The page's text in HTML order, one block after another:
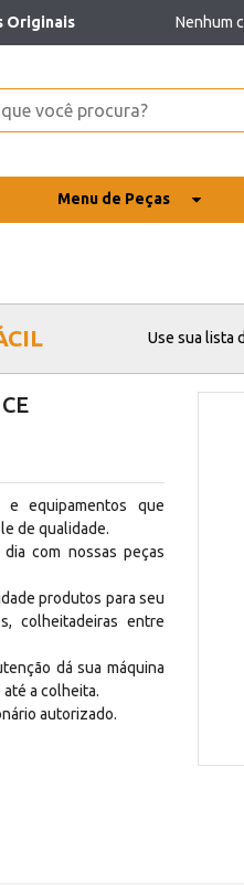
Originais Nenhum
Menu de Peças
Use sua lista
e equipamentos que
de qualidade.
com nossas peças
produtos para seu
colheitadeiras entre
dá sua máquina
a colheita.
autorizado.